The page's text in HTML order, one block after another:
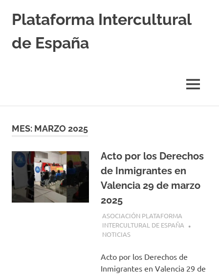
Plataforma Intercultural
de España
MENÚ
MES: MARZO 2025
Acto por los Derechos
de Inmigrantes en
Valencia 29 de marzo
2025
29 MARZO, 2025
ASOCIACIÓN PLATAFORMA
INTERCULTURAL DE ESPAÑA
NOTICIAS
Acto por los Derechos de
Inmigrantes en Valencia 29 de